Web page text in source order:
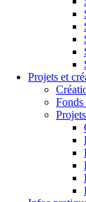
Projets et
Fonds